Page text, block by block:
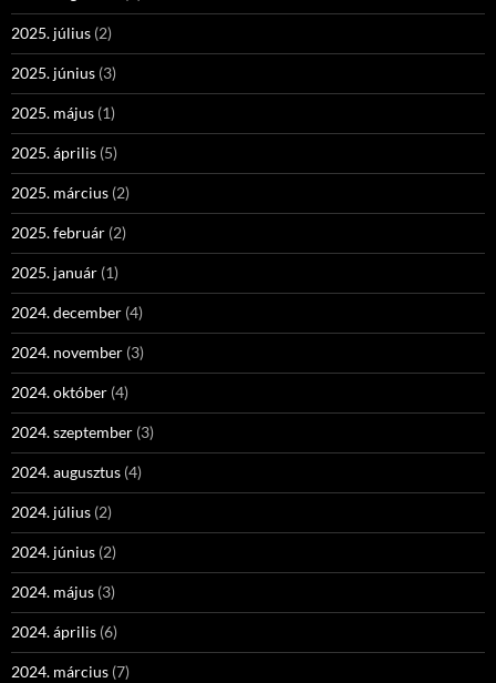
2025. július (2)
2025. június (3)
2025. május (1)
2025. április (5)
2025. március (2)
2025. február (2)
2025. január (1)
2024. december (4)
2024. november (3)
2024. október (4)
2024. szeptember (3)
2024. augusztus (4)
2024. július (2)
2024. június (2)
2024. május (3)
2024. április (6)
2024. március (7)